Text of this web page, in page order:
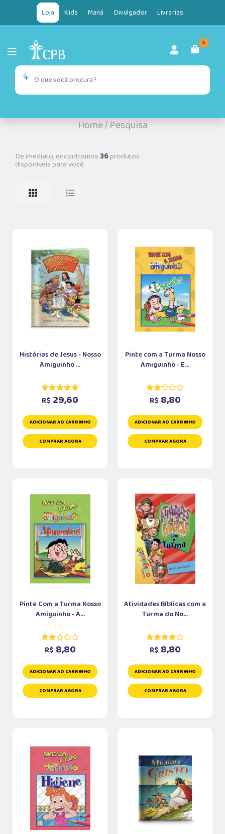
Loja Kids Maná Divulgador Livrarias
0
Home/Pesquisa
De imediato, encontramos36produtos
disponíveis para você
Histórias de Jesus - Nosso
Amiguinho ...
R$ 29,60
ADICIONAR AO CARRINHO
COMPRAR AGORA
Pinte com a Turma Nosso
Amiguinho - E...
R$ 8,80
ADICIONAR AO CARRINHO
COMPRAR AGORA
Pinte Com a Turma Nosso
Amiguinho - A...
R$ 8,80
ADICIONAR AO CARRINHO
COMPRAR AGORA
Atividades Bíblicas com a
Turma do No...
R$ 8,80
ADICIONAR AO CARRINHO
COMPRAR AGORA